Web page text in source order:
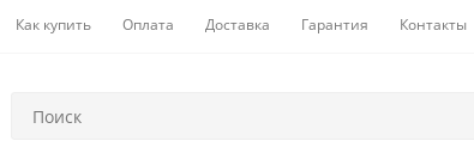
Как купить Оплата Доставка Гарантия Контакты